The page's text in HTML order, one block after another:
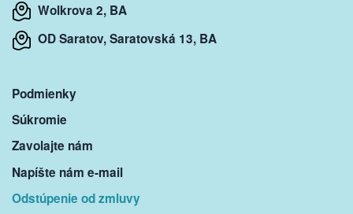
Wolkrova 2, BA
OD Saratov, Saratovská 13, BA
Podmienky
Súkromie
Zavolajte nám
Napíšte nám e-mail
Odstúpenie od zmluvy